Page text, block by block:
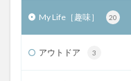
My Life［趣味］ 20
アウトドア 3